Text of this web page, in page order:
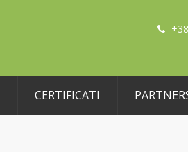
CERTIFICATI